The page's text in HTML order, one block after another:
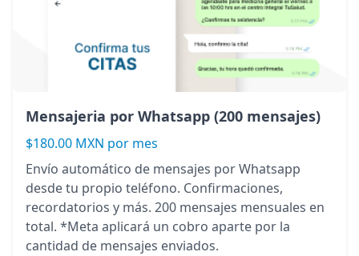
Mensajeria por Whatsapp (200 mensajes)
$180.00 MXN por mes
Envío automático de mensajes por Whatsapp
desde tu propio teléfono. Confirmaciones,
recordatorios y más. 200 mensajes mensuales en
total. *Meta aplicará un cobro aparte por la
cantidad de mensajes enviados.